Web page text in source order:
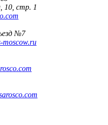
10, стр. 1
№7
moscow.ru